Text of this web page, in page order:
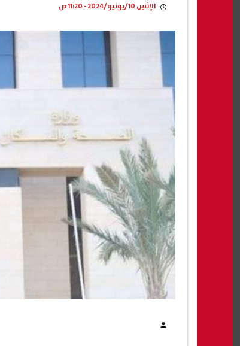
الإثنين 10/يونيو/2024 - 11:20 ص